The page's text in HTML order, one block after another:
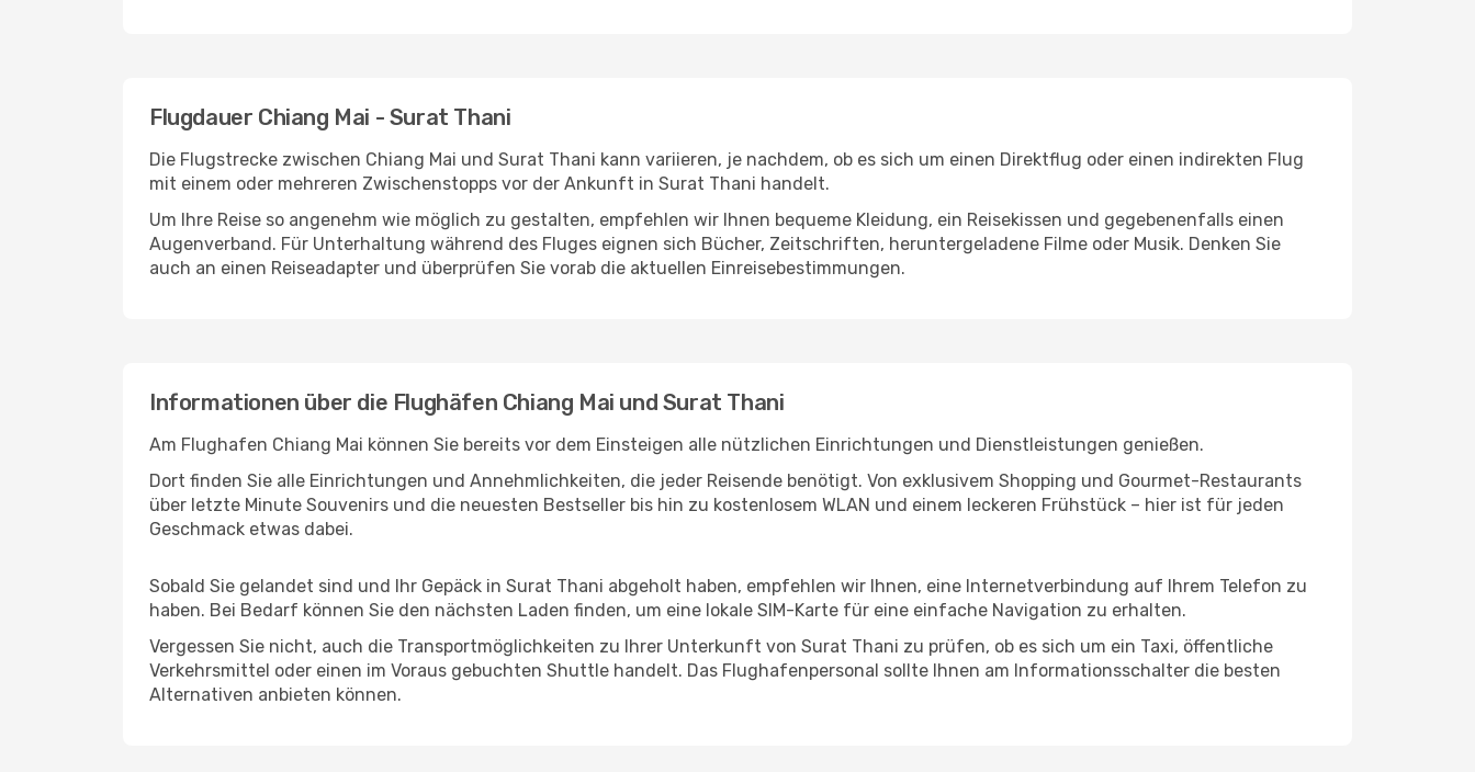
Flugdauer Chiang Mai - Surat Thani
Die Flugstrecke zwischen Chiang Mai und Surat Thani kann variieren, je nachdem, ob es sich um einen Direktflug oder einen indirekten Flug
mit einem oder mehreren Zwischenstopps vor der Ankunft in Surat Thani handelt.
Um Ihre Reise so angenehm wie möglich zu gestalten, empfehlen wir Ihnen bequeme Kleidung, ein Reisekissen und gegebenenfalls einen
Augenverband. Für Unterhaltung während des Fluges eignen sich Bücher, Zeitschriften, heruntergeladene Filme oder Musik. Denken Sie
auch an einen Reiseadapter und überprüfen Sie vorab die aktuellen Einreisebestimmungen.
Informationen über die Flughäfen Chiang Mai und Surat Thani
Am Flughafen Chiang Mai können Sie bereits vor dem Einsteigen alle nützlichen Einrichtungen und Dienstleistungen genießen.
Dort finden Sie alle Einrichtungen und Annehmlichkeiten, die jeder Reisende benötigt. Von exklusivem Shopping und Gourmet-Restaurants
über letzte Minute Souvenirs und die neuesten Bestseller bis hin zu kostenlosem WLAN und einem leckeren Frühstück – hier ist für jeden
Geschmack etwas dabei.
Sobald Sie gelandet sind und Ihr Gepäck in Surat Thani abgeholt haben, empfehlen wir Ihnen, eine Internetverbindung auf Ihrem Telefon zu
haben. Bei Bedarf können Sie den nächsten Laden finden, um eine lokale SIM-Karte für eine einfache Navigation zu erhalten.
Vergessen Sie nicht, auch die Transportmöglichkeiten zu Ihrer Unterkunft von Surat Thani zu prüfen, ob es sich um ein Taxi, öffentliche
Verkehrsmittel oder einen im Voraus gebuchten Shuttle handelt. Das Flughafenpersonal sollte Ihnen am Informationsschalter die besten
Alternativen anbieten können.